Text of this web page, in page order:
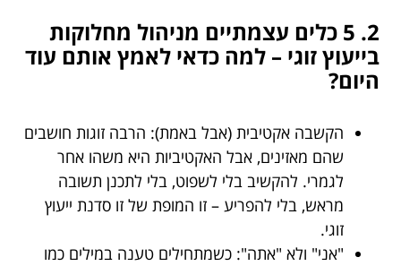
2. 5 כלים עצמתיים מניהול מחלוקות
בייעוץ זוגי – למה כדאי לאמץ אותם עוד
היום?
הקשבה אקטיבית (אבל באמת): הרבה זוגות חושבים
שהם מאזינים, אבל האקטיביות היא משהו אחר
לגמרי. להקשיב בלי לשפוט, בלי לתכנן תשובה
מראש, בלי להפריע – זו המופת של זו סדנת ייעוץ
זוגי.
"אני" ולא "אתה": כשמתחילים טענה במילים כמו